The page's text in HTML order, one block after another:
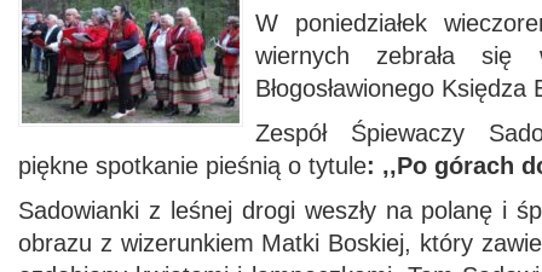
W poniedziałek
wiernych zebrała się
Błogosławionego Księdza
Zespół Śpiewaczy
piękne spotkanie pieśnią o tytule: ,,Po górach
Sadowianki z leśnej drogi weszły na polanę i
obrazu z wizerunkiem Matki Boskiej, który